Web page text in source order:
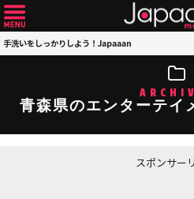
手洗いをしっかりしよう！Japaaan
青森県のエンターテイ
スポンサー